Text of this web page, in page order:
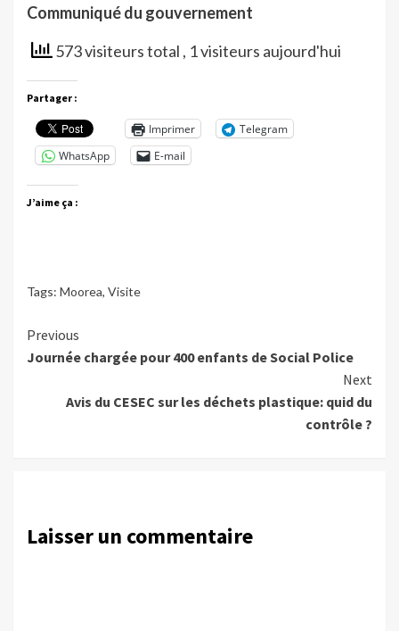
Communiqué du gouvernement
573 visiteurs total , 1 visiteurs aujourd'hui
Partager :
Imprimer
Telegram
WhatsApp
E-mail
J’aime ça :
Tags: Moorea, Visite
Continue
Reading
Previous
Journée chargée pour 400 enfants de Social Police
Next
Avis du CESEC sur les déchets plastique: quid du
contrôle ?
Laisser un commentaire